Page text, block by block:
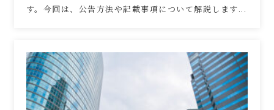
す。今回は、公告方法や記載事項について解説します...